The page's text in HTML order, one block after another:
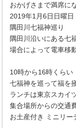
おかげさまで満席に
2019年1月6日日曜日
隅田川七福神巡り
隅田川沿いにある七
場合によって電車移
10時から16時くらい
七福神を巡って福を
ランチは東京スカイ
集合場所からの交通
お土産付き ミニリー